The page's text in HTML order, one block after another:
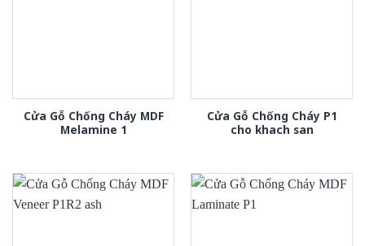
Cửa Gỗ Chống Cháy MDF
Melamine 1
Cửa Gỗ Chống Cháy P1
cho khach san